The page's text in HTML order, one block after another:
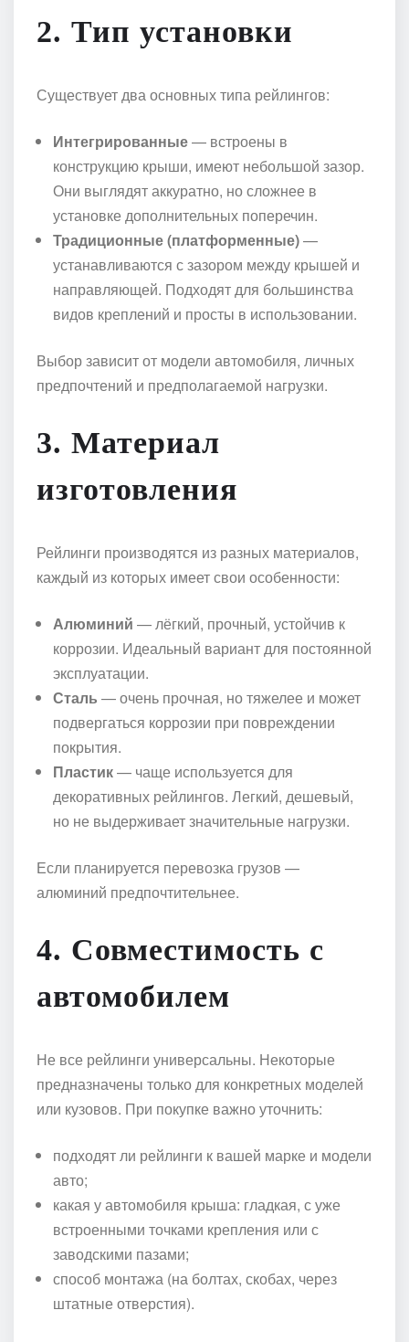
2. Тип установки
Существует два основных типа рейлингов:
Интегрированные— встроены в
конструкцию крыши, имеют небольшой зазор.
Они выглядят аккуратно, но сложнее в
установке дополнительных поперечин.
Традиционные (платформенные)—
устанавливаются с зазором между крышей и
направляющей. Подходят для большинства
видов креплений и просты в использовании.
Выбор зависит от модели автомобиля, личных
предпочтений и предполагаемой нагрузки.
3. Материал
изготовления
Рейлинги производятся из разных материалов,
каждый из которых имеет свои особенности:
Алюминий — лёгкий, прочный, устойчив к
коррозии. Идеальный вариант для постоянной
эксплуатации.
Сталь — очень прочная, но тяжелее и может
подвергаться коррозии при повреждении
покрытия.
Пластик— чаще используется для
декоративных рейлингов. Легкий, дешевый,
но не выдерживает значительные нагрузки.
Если планируется перевозка грузов —
алюминий предпочтительнее.
4. Совместимость с
автомобилем
Не все рейлинги универсальны. Некоторые
предназначены только для конкретных моделей
или кузовов. При покупке важно уточнить:
подходят ли рейлинги к вашей марке и модели
авто;
какая у автомобиля крыша: гладкая, с уже
встроенными точками крепления или с
заводскими пазами;
способ монтажа (на болтах, скобах, через
штатные отверстия).